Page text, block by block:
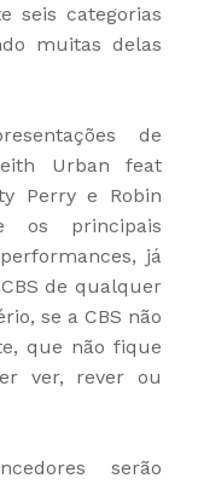
seis categorias
muitas delas
de
Urban feat
Perry e Robin
os principais
já
de qualquer
se a CBS não
que não fique
ver, rever ou
serão